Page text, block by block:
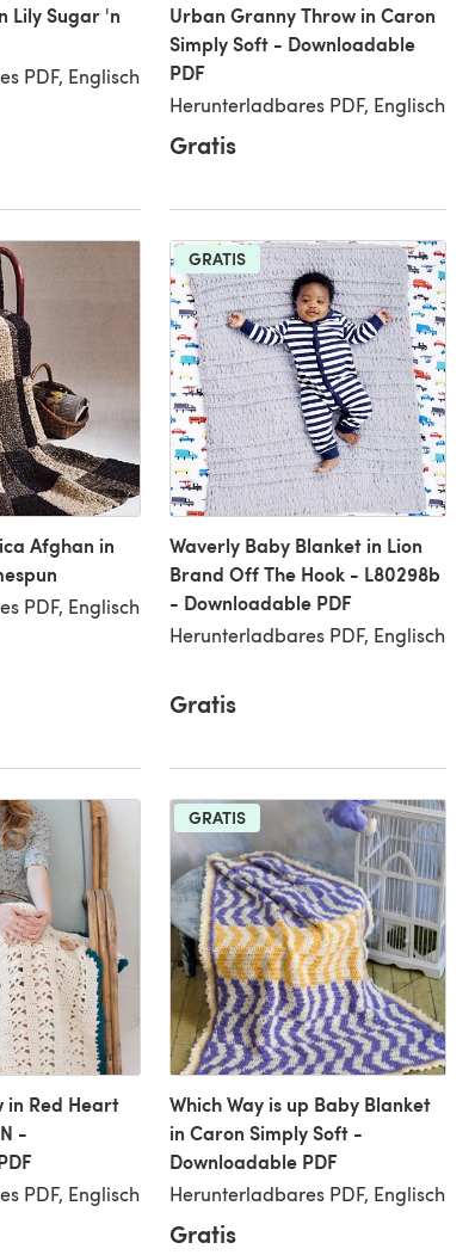
Lily Sugar 'n
PDF, Englisch
Urban Granny Throw in Caron
Simply Soft - Downloadable
PDF
Herunterladbares PDF, Englisch
Gratis
Afghan in
PDF, Englisch
GRATIS
Waverly Baby Blanket in Lion
Brand Off The Hook - L80298b
- Downloadable PDF
Herunterladbares PDF, Englisch
Gratis
in Red Heart
-
PDF, Englisch
GRATIS
Which Way is up Baby Blanket
in Caron Simply Soft -
Downloadable PDF
Herunterladbares PDF, Englisch
Gratis